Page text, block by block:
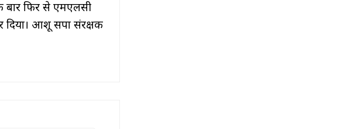
बार फिर से एमएलसी
दिया। आशू सपा संरक्षक